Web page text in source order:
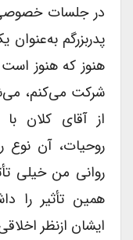
در جلسات خصوصی
پدربزرگم
هنوز که هنوز است
شرکت می‌کنم،
از آقای کلان
روحیات، آن نوع
روانی من خیلی
همین تأثیر را
ایشان ازنظر